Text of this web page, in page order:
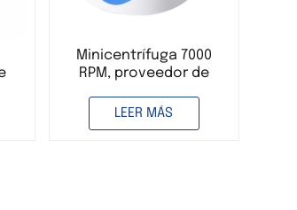
Minicentrífuga 7000
RPM, proveedor de
generales, para uso en
laboratorio.
LEER MÁS